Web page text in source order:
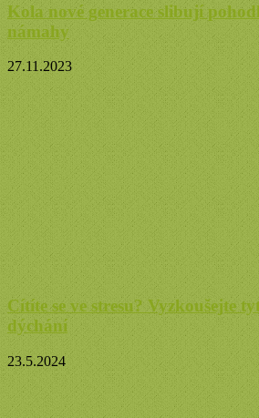
Kola nové generace slibují
námahy
27.11.2023
Cítíte se ve stresu? Vyzkoušejte
dýchání
23.5.2024